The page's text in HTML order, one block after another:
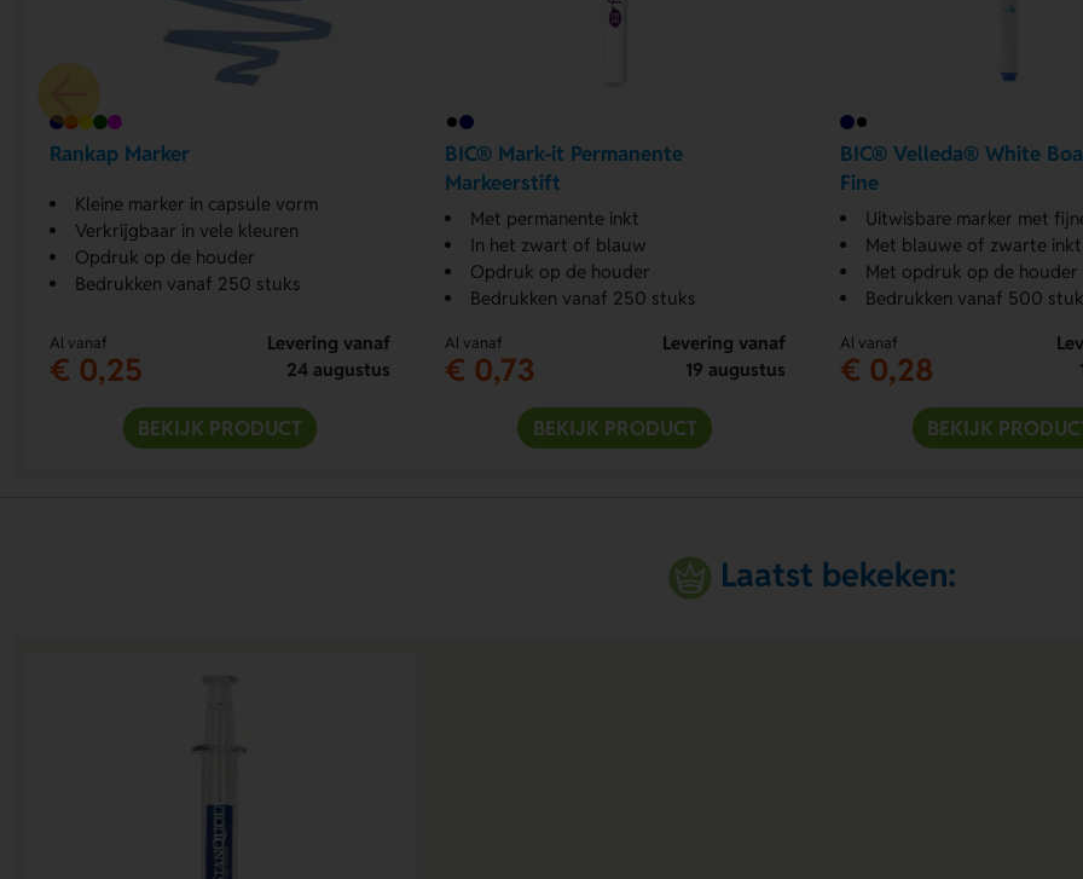
Rankap Marker
Kleine marker in capsule vorm
Verkrijgbaar in vele kleuren
Opdruk op de houder
Bedrukken vanaf 250 stuks
Al vanaf
€ 0,25
Levering vanaf
24 augustus
BEKIJK PRODUCT
BIC® Mark-it Permanente
Markeerstift
Met permanente inkt
In het zwart of blauw
Opdruk op de houder
Bedrukken vanaf 250 stuks
Al vanaf
€ 0,73
Levering vanaf
19 augustus
BEKIJK PRODUCT
BIC® Velleda® White
Fine
Uitwisbare marker met
Met blauwe of zwarte inkt
Met opdruk op de houder
Bedrukken vanaf 500
Al vanaf
€ 0,28
BEKIJK
Laatst bekeken: